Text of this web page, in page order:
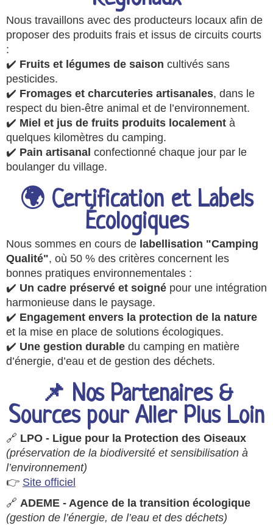
Nous travaillons avec des producteurs locaux afin de
proposer des produits frais et issus de circuits courts
:
✔️ Fruits et légumes de saison cultivés sans
pesticides.
✔️ Fromages et charcuteries artisanales, dans le
respect du bien-être animal et de l’environnement.
✔️ Miel et jus de fruits produits localement à
quelques kilomètres du camping.
✔️ Pain artisanal confectionné chaque jour par le
boulanger du village.
🌍 Certification et Labels
Écologiques
Nous sommes en cours de labellisation "Camping
Qualité", où 50 % des critères concernent les
bonnes pratiques environnementales :
✔️ Un cadre préservé et soigné pour une intégration
harmonieuse dans le paysage.
✔️ Engagement envers la protection de la nature
et la mise en place de solutions écologiques.
✔️ Une gestion durable du camping en matière
d’énergie, d’eau et de gestion des déchets.
📌 Nos Partenaires &
Sources pour Aller Plus Loin
🔗 LPO - Ligue pour la Protection des Oiseaux
(préservation de la biodiversité et sensibilisation à
l’environnement)
👉 Site officiel
🔗 ADEME - Agence de la transition écologique
(gestion de l’énergie, de l’eau et des déchets)